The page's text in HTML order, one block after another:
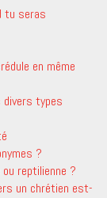
tu seras
en même
divers types
?
reptilienne ?
un chrétien est-